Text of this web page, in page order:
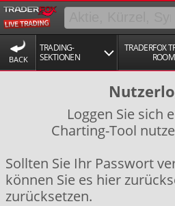
BACK
TRADING-
SEKTIONEN
TRADERFOX
ROOM
Loggen Sie sich
Charting-Tool
Sollten Sie Ihr Passwort
können Sie es hier
zurücksetzen.